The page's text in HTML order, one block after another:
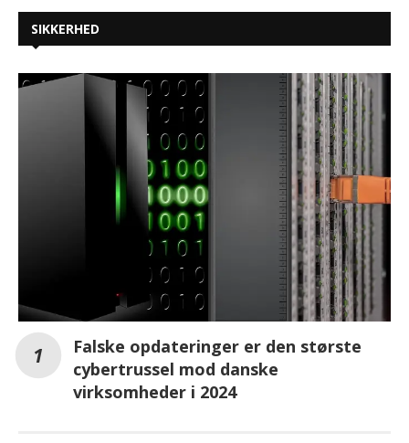
SIKKERHED
Falske opdateringer er den største
cybertrussel mod danske
virksomheder i 2024